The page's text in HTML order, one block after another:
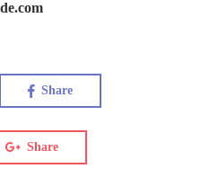
Share
Share
ที่พัก
VIDEO
ภาพประทับใจ